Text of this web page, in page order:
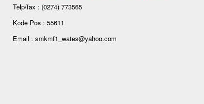
Telp/fax : (0274) 773565
Kode Pos : 55611
Email : smkmf1_wates@yahoo.com